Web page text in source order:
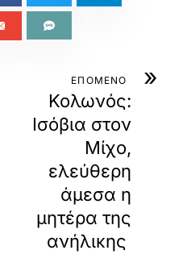
»
ΕΠΟΜΕΝΟ
Κολωνός:
Ισόβια στον
Μίχο,
ελεύθερη
άμεσα η
μητέρα της
ανήλικης